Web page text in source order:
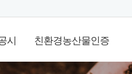
시 친환경농산물인증